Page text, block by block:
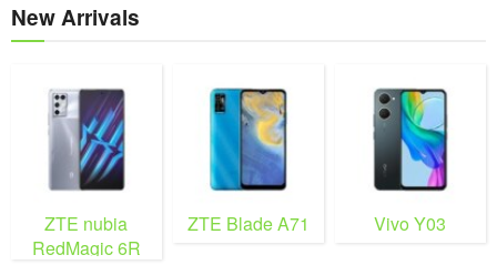
New Arrivals
ZTE nubia
RedMagic 6R
ZTE Blade A71 Vivo Y03